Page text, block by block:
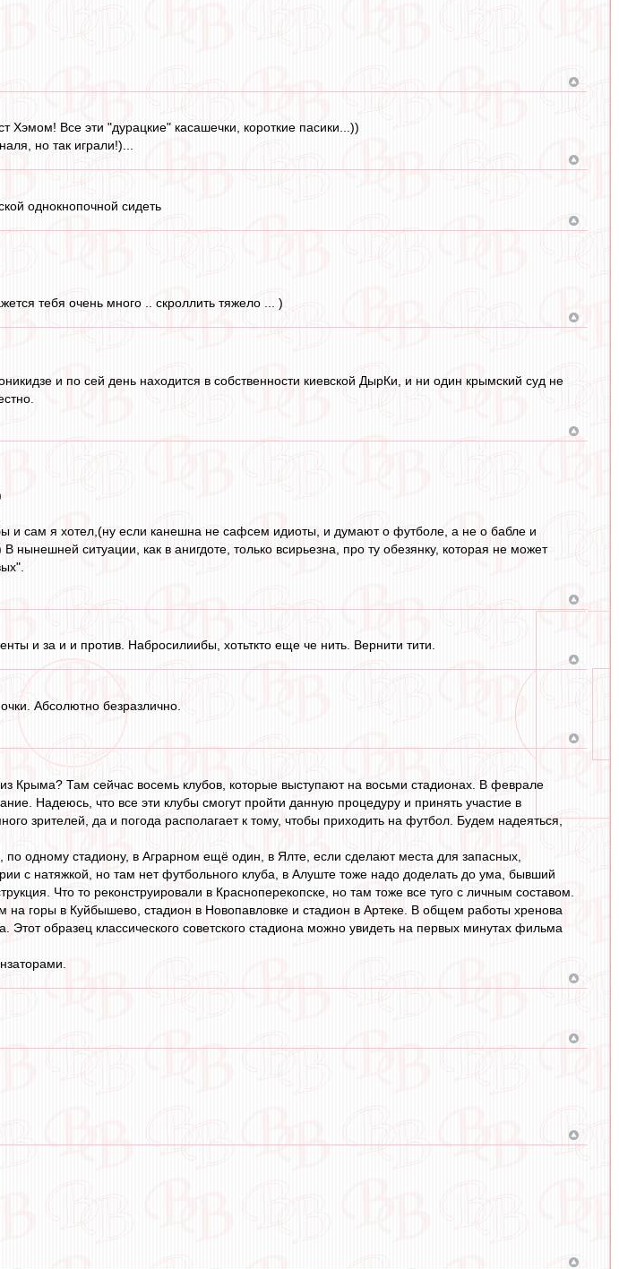
Хэмом! Все эти "дурацкие" касашечки, короткие пасики...))
но так играли!)...
однокнопочной сидеть
тебя очень много .. скроллить тяжело ... )
и по сей день находится в собственности киевской ДырКи, и ни один крымский суд не
и сам я хотел,(ну если канешна не сафсем идиоты, и думают о футболе, а не о бабле и
нынешней ситуации, как в анигдоте, только всирьезна, про ту обезянку, которая не может
и за и и против. Набросилиибы, хотьткто еще че нить. Вернити тити.
Абсолютно безразлично.
Крыма? Там сейчас восемь клубов, которые выступают на восьми стадионах. В феврале
Надеюсь, что все эти клубы смогут пройти данную процедуру и принять участие в
зрителей, да и погода располагает к тому, чтобы приходить на футбол. Будем надеяться,
одному стадиону, в Аграрном ещё один, в Ялте, если сделают места для запасных,
с натяжкой, но там нет футбольного клуба, в Алуште тоже надо доделать до ума, бывший
Что то реконструировали в Красноперекопске, но там тоже все туго с личным составом.
горы в Куйбышево, стадион в Новопавловке и стадион в Артеке. В общем работы хренова
образец классического советского стадиона можно увидеть на первых минутах фильма